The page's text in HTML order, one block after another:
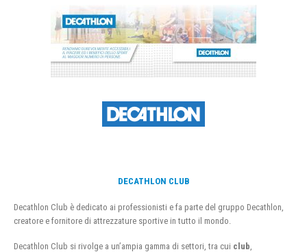
DECATHLON CLUB
Decathlon Club è dedicato ai professionisti e fa parte del gruppo Decathlon,
creatore e fornitore di attrezzature sportive in tutto il mondo.
Decathlon Club si rivolge a un’ampia gamma di settori, tra cui club